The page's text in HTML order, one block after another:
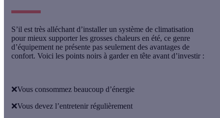
S’il est très alléchant d’installer un système de climatisation
pour mieux supporter les grosses chaleurs en été, ce genre
d’équipement ne présente pas seulement des avantages de
confort. Voici les points noirs à garder en tête avant d’investir :
❌Vous consommez beaucoup d’énergie
❌Vous devez l’entretenir régulièrement